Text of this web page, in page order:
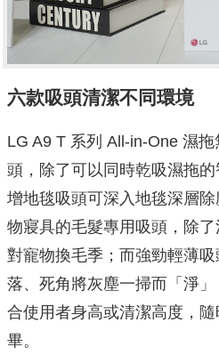
六款吸頭清潔不同環境
LG A9 T 系列 All-in-One 濕
頭，除了可以同時乾吸濕拖
增地毯吸頭可深入地毯深層
物寢具的毛髮專用吸頭，除
對寵物換毛季；而強勁輕薄
落、死角將灰塵一掃而「淨
合使用者身高或清潔高度，
畢。